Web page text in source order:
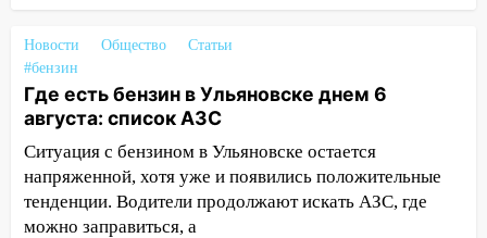
11:12
врезался в забор
10:27
днем 6 августа: список АЗС
10:16 Внимание! В Ульяновской области
объявлена ракетная опасность
Новости Общество
Статьи
#бензин
Где есть бензин в Ульяновске днем 6
августа: список АЗС
Ситуация с бензином в Ульяновске остается
напряженной, хотя уже и появились положительные
тенденции. Водители продолжают искать АЗС, где
можно заправиться, а